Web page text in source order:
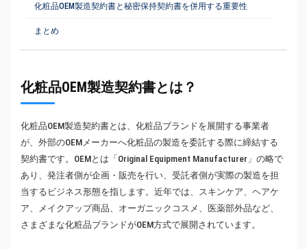
化粧品OEM製造契約書と秘密保持契約書を併用する重要性
まとめ
化粧品OEM製造契約書とは？
化粧品OEM製造契約書とは、化粧品ブランドを展開する事業者
が、外部のOEMメーカーへ化粧品の製造を委託する際に締結する
契約書です。OEMとは「Original Equipment Manufacturer」の略で
あり、発注者側が企画・販売を行い、受託者側が実際の製造を担
当するビジネス形態を指します。近年では、スキンケア、ヘアケ
ア、メイクアップ商品、オーガニックコスメ、医薬部外品など、
さまざまな化粧品ブランドがOEM方式で展開されています。